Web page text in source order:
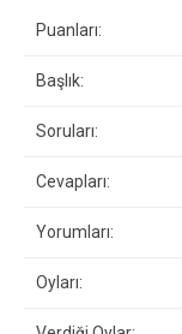
Puanları:
Başlık:
Soruları:
Cevapları:
Yorumları:
Oyları: